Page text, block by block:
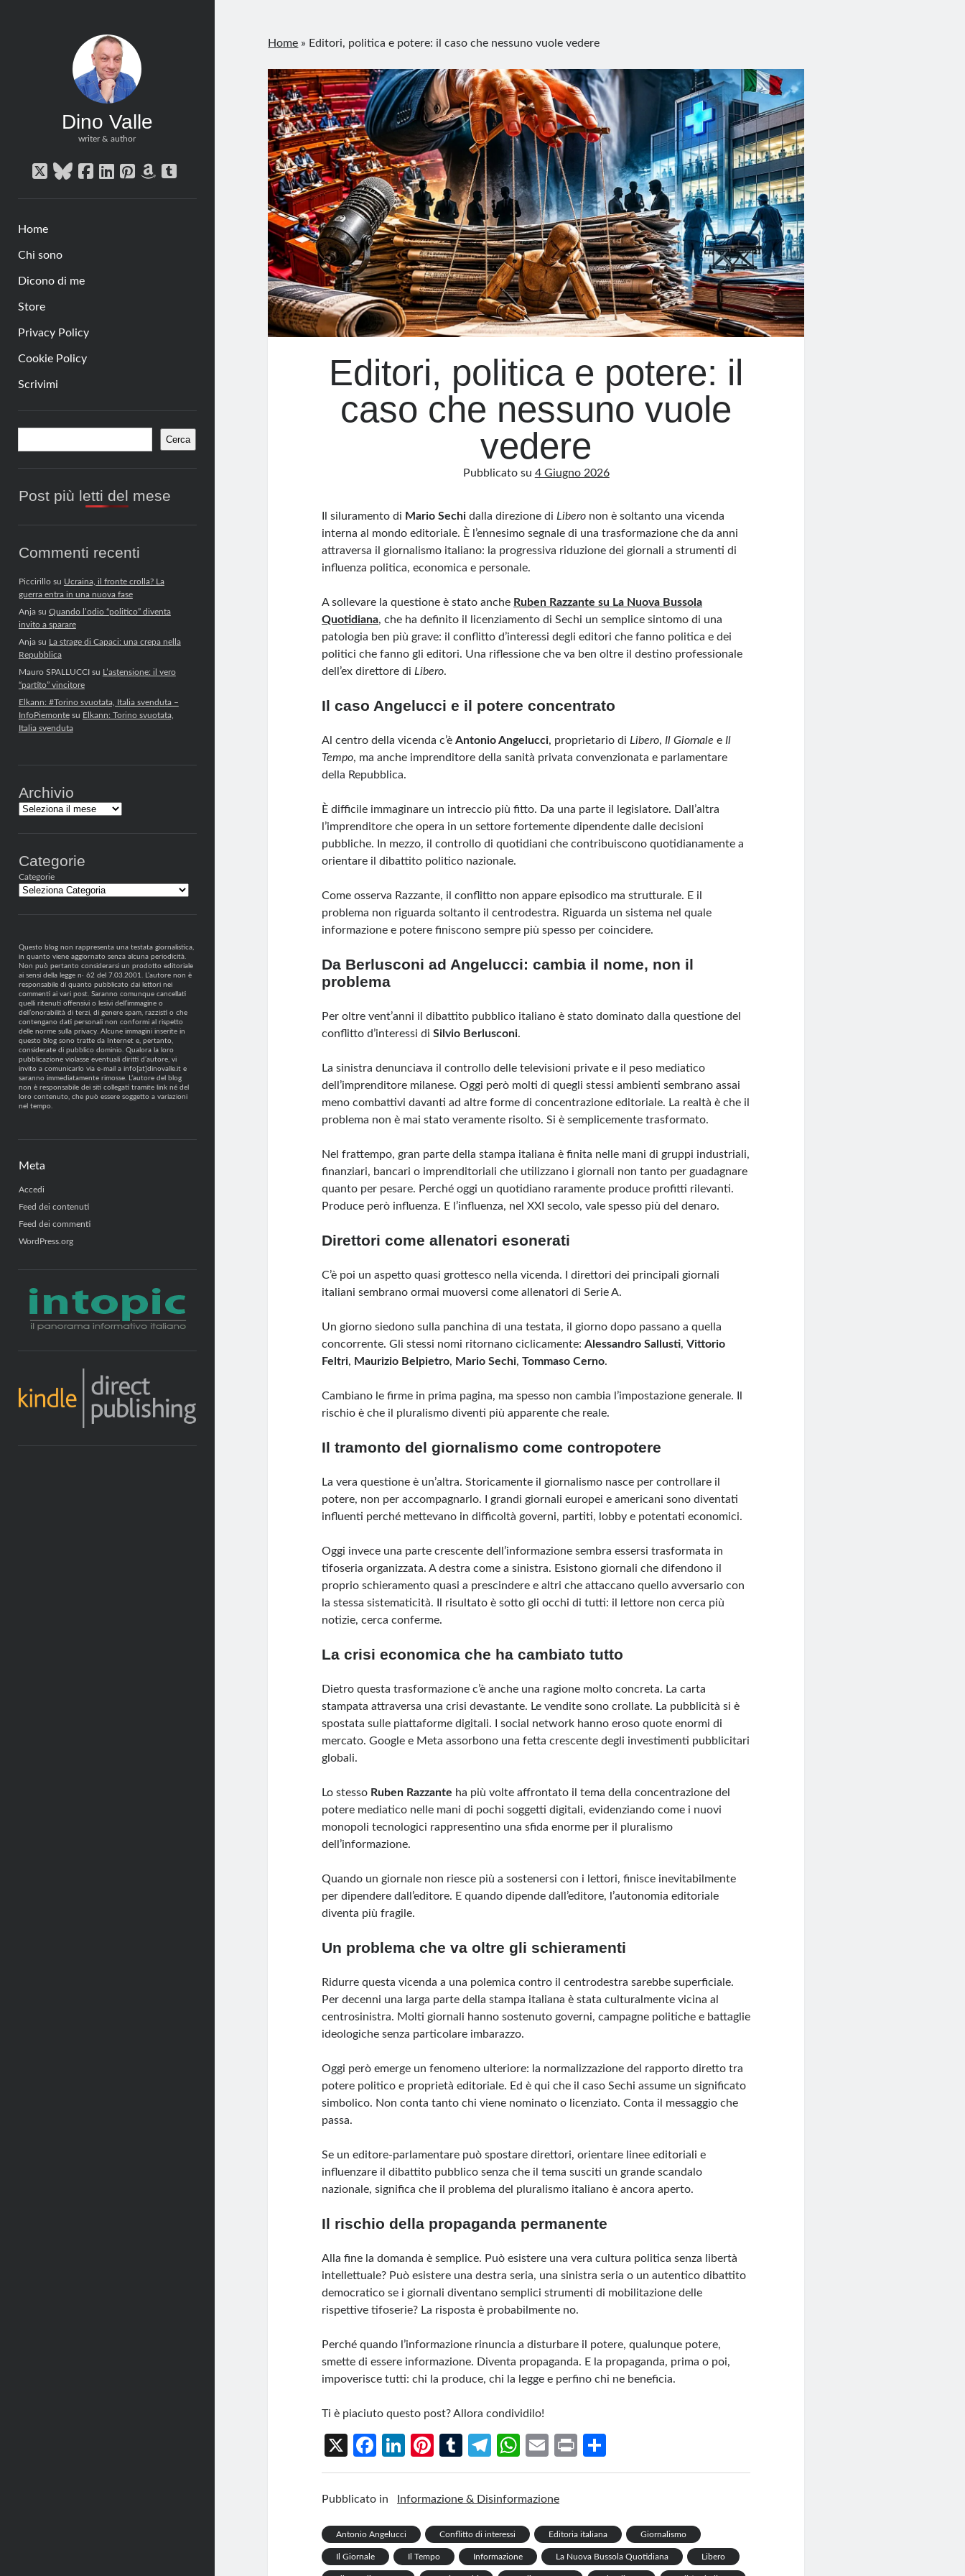
Dino Valle
writer & author
twitterbluesky
facebook
linkedin
pinterest
amazon
tumblr
Home
Chi sono
Dicono di me
Store
Privacy Policy
Cookie Policy
Scrivimi
Barra
laterale
Cerca
Post più letti del mese
Commenti recenti
Piccirillosu Ucraina, il fronte crolla? La
guerra entra in una nuova fase
Anjasu Quando l’odio “politico” diventa
invito a sparare
Anjasu La strage di Capaci: una crepa nella
Repubblica
Mauro SPALLUCCIsu L’astensione: il vero
“partito” vincitore
Elkann: #Torino svuotata, Italia svenduta –
InfoPiemontesu Elkann: Torino svuotata,
Italia svenduta
Archivio
Archivi
Categorie
Categorie
Questo blog non rappresenta una testata giornalistica,
in quanto viene aggiornato senza alcuna periodicità.
Non può pertanto considerarsi un prodotto editoriale
ai sensi della legge n· 62 del 7.03.2001. L’autore non è
responsabile di quanto pubblicato dai lettori nei
commenti ai vari post. Saranno comunque cancellati
quelli ritenuti offensivi o lesivi dell’immagine o
dell’onorabilità di terzi, di genere spam, razzisti o che
contengano dati personali non conformi al rispetto
delle norme sulla privacy. Alcune immagini inserite in
questo blog sono tratte da Internet e, pertanto,
considerate di pubblico dominio. Qualora la loro
pubblicazione violasse eventuali diritti d’autore, vi
invito a comunicarlo via e-mail a info[at]dinovalle.it e
saranno immediatamente rimosse. L’autore del blog
non è responsabile dei siti collegati tramite link né del
loro contenuto, che può essere soggetto a variazioni
nel tempo.
Meta
Accedi
Feed dei contenuti
Feed dei commenti
WordPress.org
Home » Editori, politica e potere: il caso che nessuno vuole vedere
Editori, politica e potere: il
caso che nessuno vuole
vedere
Pubblicato su 4 Giugno 2026
Il siluramento di Mario Sechi dalla direzione diLibero non è soltanto una vicenda
interna al mondo editoriale. È l’ennesimo segnale di una trasformazione che da anni
attraversa il giornalismo italiano: la progressiva riduzione dei giornali a strumenti di
influenza politica, economica e personale.
A sollevare la questione è stato anche Ruben Razzante su La Nuova Bussola
Quotidiana, che ha definito il licenziamento di Sechi un semplice sintomo di una
patologia ben più grave: il conflitto d’interessi degli editori che fanno politica e dei
politici che fanno gli editori. Una riflessione che va ben oltre il destino professionale
dell’ex direttore diLibero.
Il caso Angelucci e il potere concentrato
Al centro della vicenda c’èAntonio Angelucci, proprietario diLibero,Il Giornale eIl
Tempo, ma anche imprenditore della sanità privata convenzionata e parlamentare
della Repubblica.
È difficile immaginare un intreccio più fitto. Da una parte il legislatore. Dall’altra
l’imprenditore che opera in un settore fortemente dipendente dalle decisioni
pubbliche. In mezzo, il controllo di quotidiani che contribuiscono quotidianamente a
orientare il dibattito politico nazionale.
Come osserva Razzante, il conflitto non appare episodico ma strutturale. E il
problema non riguarda soltanto il centrodestra. Riguarda un sistema nel quale
informazione e potere finiscono sempre più spesso per coincidere.
Da Berlusconi ad Angelucci: cambia il nome, non il
problema
Per oltre vent’anni il dibattito pubblico italiano è stato dominato dalla questione del
conflitto d’interessi diSilvio Berlusconi.
La sinistra denunciava il controllo delle televisioni private e il peso mediatico
dell’imprenditore milanese. Oggi però molti di quegli stessi ambienti sembrano assai
meno combattivi davanti ad altre forme di concentrazione editoriale. La realtà è che il
problema non è mai stato veramente risolto. Si è semplicemente trasformato.
Nel frattempo, gran parte della stampa italiana è finita nelle mani di gruppi industriali,
finanziari, bancari o imprenditoriali che utilizzano i giornali non tanto per guadagnare
quanto per pesare. Perché oggi un quotidiano raramente produce profitti rilevanti.
Produce però influenza. E l’influenza, nel XXI secolo, vale spesso più del denaro.
Direttori come allenatori esonerati
C’è poi un aspetto quasi grottesco nella vicenda. I direttori dei principali giornali
italiani sembrano ormai muoversi come allenatori di Serie A.
Un giorno siedono sulla panchina di una testata, il giorno dopo passano a quella
concorrente. Gli stessi nomi ritornano ciclicamente:Alessandro Sallusti,Vittorio
Feltri, Maurizio Belpietro, Mario Sechi,Tommaso Cerno.
Cambiano le firme in prima pagina, ma spesso non cambia l’impostazione generale. Il
rischio è che il pluralismo diventi più apparente che reale.
Il tramonto del giornalismo come contropotere
La vera questione è un’altra. Storicamente il giornalismo nasce per controllare il
potere, non per accompagnarlo. I grandi giornali europei e americani sono diventati
influenti perché mettevano in difficoltà governi, partiti, lobby e potentati economici.
Oggi invece una parte crescente dell’informazione sembra essersi trasformata in
tifoseria organizzata. A destra come a sinistra. Esistono giornali che difendono il
proprio schieramento quasi a prescindere e altri che attaccano quello avversario con
la stessa sistematicità. Il risultato è sotto gli occhi di tutti: il lettore non cerca più
notizie, cerca conferme.
La crisi economica che ha cambiato tutto
Dietro questa trasformazione c’è anche una ragione molto concreta. La carta
stampata attraversa una crisi devastante. Le vendite sono crollate. La pubblicità si è
spostata sulle piattaforme digitali. I social network hanno eroso quote enormi di
mercato. Google e Meta assorbono una fetta crescente degli investimenti pubblicitari
globali.
Lo stesso Ruben Razzante ha più volte affrontato il tema della concentrazione del
potere mediatico nelle mani di pochi soggetti digitali, evidenziando come i nuovi
monopoli tecnologici rappresentino una sfida enorme per il pluralismo
dell’informazione.
Quando un giornale non riesce più a sostenersi con i lettori, finisce inevitabilmente
per dipendere dall’editore. E quando dipende dall’editore, l’autonomia editoriale
diventa più fragile.
Un problema che va oltre gli schieramenti
Ridurre questa vicenda a una polemica contro il centrodestra sarebbe superficiale.
Per decenni una larga parte della stampa italiana è stata culturalmente vicina al
centrosinistra. Molti giornali hanno sostenuto governi, campagne politiche e battaglie
ideologiche senza particolare imbarazzo.
Oggi però emerge un fenomeno ulteriore: la normalizzazione del rapporto diretto tra
potere politico e proprietà editoriale. Ed è qui che il caso Sechi assume un significato
simbolico. Non conta tanto chi viene nominato o licenziato. Conta il messaggio che
passa.
Se un editore-parlamentare può spostare direttori, orientare linee editoriali e
influenzare il dibattito pubblico senza che il tema susciti un grande scandalo
nazionale, significa che il problema del pluralismo italiano è ancora aperto.
Il rischio della propaganda permanente
Alla fine la domanda è semplice. Può esistere una vera cultura politica senza libertà
intellettuale? Può esistere una destra seria, una sinistra seria o un autentico dibattito
democratico se i giornali diventano semplici strumenti di mobilitazione delle
rispettive tifoserie? La risposta è probabilmente no.
Perché quando l’informazione rinuncia a disturbare il potere, qualunque potere,
smette di essere informazione. Diventa propaganda. E la propaganda, prima o poi,
impoverisce tutti: chi la produce, chi la legge e perfino chi ne beneficia.
Ti è piaciuto questo post? Allora condividilo!
X
Fa
ce
b
o
k
Li
n
ke
n
Pi
nt
er
t
T
u
m
r
Te
le
gr
m
W
h
at
A
p
E
m
ail
Pr
in h
Pubblicato in Informazione & Disinformazione
Antonio Angelucci Conflitto di interessi Editoria italiana Giornalismo
Il Giornale Il Tempo Informazione La Nuova Bussola Quotidiana Libero